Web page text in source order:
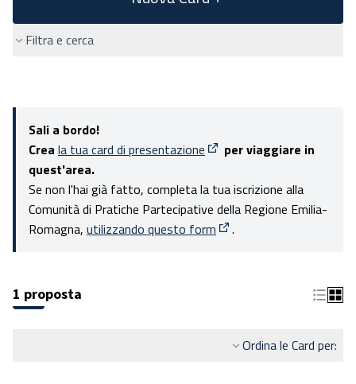
Filtra e cerca
Sali a bordo!
Crea la tua card di presentazione
(Apre in una nuova scheda)
per viaggiare in
quest'area.
Se non l'hai già fatto, completa la tua iscrizione alla
Comunità di Pratiche Partecipative della Regione Emilia-
Romagna, utilizzando questo form .
1 proposta
Ordina le Card per: